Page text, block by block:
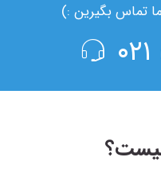
ما تماس بگیرین :)